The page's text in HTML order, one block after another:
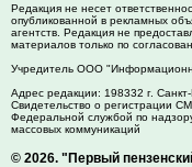
Редакция не несет
опубликованной в рекламных
агентств. Редакция не
материалов только по
Учредитель ООО
Адрес редакции: 198332 г.
Свидетельство о регистрации
Федеральной службой по
массовых коммуникаций
© 2026. "Первый